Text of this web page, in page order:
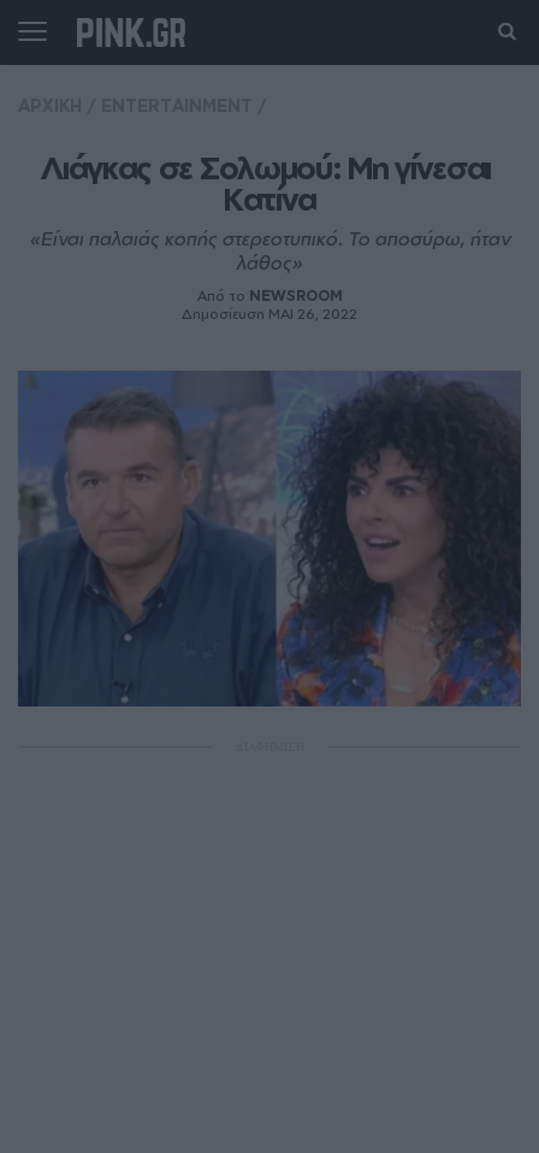
Λιάγκας σε Σολωμού: Μη γίνεσαι
Κατίνα
«Είναι παλαιάς κοπής στερεοτυπικό. Το αποσύρω, ήταν
λάθος»
Από το NEWSROOM
Δημοσίευση ΜΑΙ 26, 2022